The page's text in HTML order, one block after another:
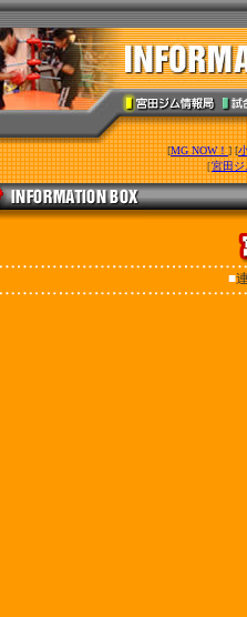
[MG NOW！] [
［宮田ジ
■